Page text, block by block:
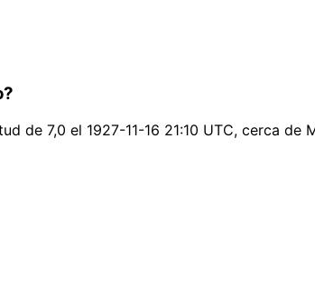
de 7,0 el 1927-11-16 21:10 UTC, cerca de